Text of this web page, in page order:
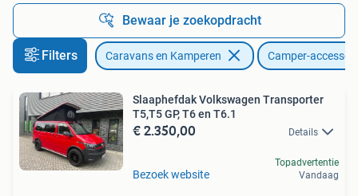
Bewaar je zoekopdracht
Filters Caravans en Kamperen Camper-
Slaaphefdak Volkswagen Transporter
T5,T5 GP, T6 en T6.1
€ 2.350,00 Details
Bezoek website
Topadvertentie
Vandaag